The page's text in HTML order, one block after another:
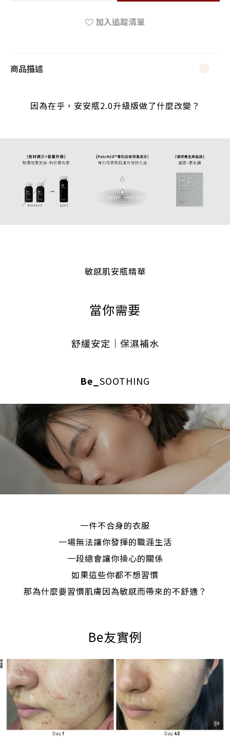
加入追蹤清單
商品描述
因為在乎，安安瓶2.0升級版做了什麼改變？
敏感肌安瓶精華
當你需要
舒緩安定｜保濕補水
Be_ SOOTHING
一件不合身的衣服
一場無法讓你發揮的職涯生活
一段總會讓你操心的關係
如果這些你都不想習慣
那為什麼要習慣肌膚因為敏感而帶來的不舒適？
Be友實例